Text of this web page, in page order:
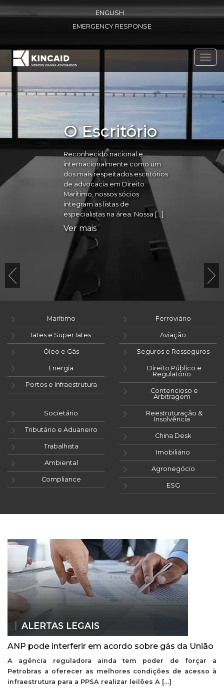
ENGLISH
EMERGENCY RESPONSE
O Escritório
Reconhecido nacional e
internacionalmente como um
dos mais respeitados escritórios
de advocacia em Direito
Marítimo, nossos sócios
integram as listas de
especialistas na área. Nossa […]
Ver mais
Marítimo
Iates e Super Iates
Óleo e Gás
Energia
Portos e Infraestrutura
Ferroviário
Aviação
Seguros e Resseguros
Direito Público e
Regulatório
Contencioso e
Arbitragem
Societário
Tributário e Aduaneiro
Trabalhista
Ambiental
Compliance
Reestruturação &
Insolvência
China Desk
Imobiliário
Agronegócio
ESG
ALERTAS LEGAIS
ANP pode interferir em acordo sobre gás da União
A agência reguladora ainda tem poder de forçar a
Petrobras a oferecer as melhores condições de acesso à
infraestrutura para a PPSA realizar leilões A […]